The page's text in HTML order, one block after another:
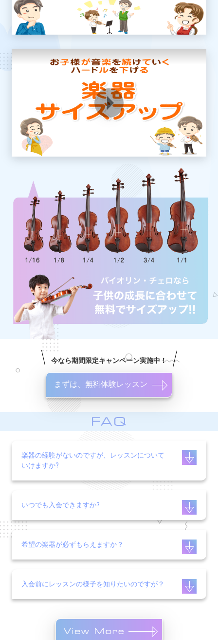
今なら期間限定キャンペーン実施中！
まずは、無料体験レッスン
楽器の経験がないのですが、レッスンについて
いけますか?
いつでも入会できますか?
希望の楽器が必ずもらえますか？
入会前にレッスンの様子を知りたいのですが？